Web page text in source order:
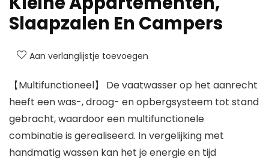
Slaapzalen En Campers
Aan verlanglijstje toevoegen
【Multifunctioneel】 De vaatwasser op het aanrecht
heeft een was-, droog- en opbergsysteem tot stand
gebracht, waardoor een multifunctionele
combinatie is gerealiseerd. In vergelijking met
handmatig wassen kan het je energie en tijd